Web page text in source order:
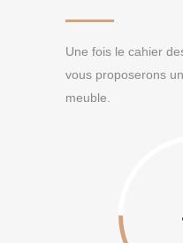
Une fois le cahier
vous proposerons
meuble.